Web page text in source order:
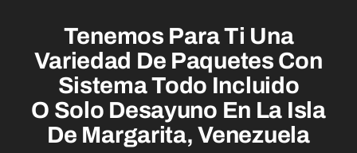
Tenemos Para Ti Una
Variedad De Paquetes Con
Sistema Todo Incluido
O Solo Desayuno En La Isla
De Margarita, Venezuela